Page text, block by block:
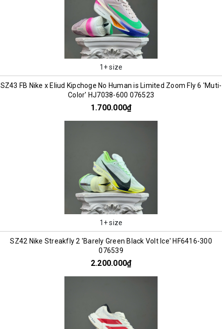
1+ size
SZ43 FB Nike x Eliud Kipchoge No Human is Limited Zoom Fly 6 'Muti-
Color' HJ7038-600 076523
1.700.000₫
1+ size
SZ42 Nike Streakfly 2 'Barely Green Black Volt Ice' HF6416-300
076539
2.200.000₫